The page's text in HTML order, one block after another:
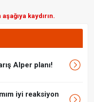
kaydırın.
Alper planı!
iyi reaksiyon